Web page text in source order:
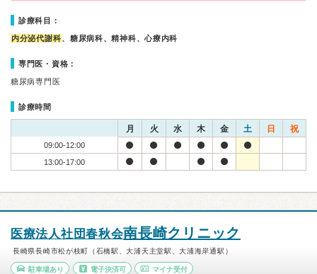
診療科目：
内分泌代謝科、糖尿病科、精神科、心療内科
専門医・資格：
糖尿病専門医
診療時間
月 火 水 木 金 土 日 祝
09:00-12:00
13:00-17:00
医療法人社団春秋会南長崎クリニック
長崎県長崎市松が枝町（石橋駅、大浦天主堂駅、大浦海岸通駅）
駐車場あり 電子決済可 マイナ受付